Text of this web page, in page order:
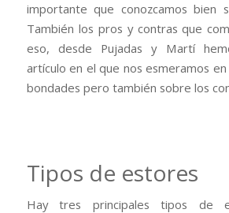
importante que conozcamos bien
También los pros y contras que
eso, desde Pujadas y Martí
artículo en el que nos esmeramos
bondades pero también sobre los
Tipos de estores
Hay tres principales tipos de